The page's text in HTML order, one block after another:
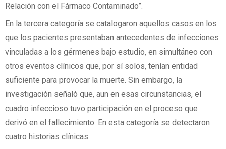
Relación con el Fármaco Contaminado”.
En la tercera categoría se catalogaron aquellos casos en los
que los pacientes presentaban antecedentes de infecciones
vinculadas a los gérmenes bajo estudio, en simultáneo con
otros eventos clínicos que, por sí solos, tenían entidad
suficiente para provocar la muerte. Sin embargo, la
investigación señaló que, aun en esas circunstancias, el
cuadro infeccioso tuvo participación en el proceso que
derivó en el fallecimiento. En esta categoría se detectaron
cuatro historias clínicas.